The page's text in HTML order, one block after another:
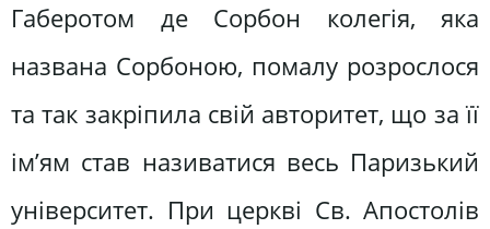
Габеротом де Сорбон колегія, яка
названа Сорбоною, помалу розрослося
та так закріпила свій авторитет, що за її
ім’ям став називатися весь Паризький
університет. При церкві Св. Апостолів